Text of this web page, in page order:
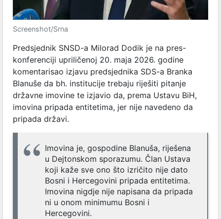
Screenshot/Srna
Predsjednik SNSD-a Milorad Dodik je na pres-
konferenciji upriličenoj 20. maja 2026. godine
komentarisao izjavu predsjednika SDS-a Branka
Blanuše da bh. institucije trebaju riješiti pitanje
državne imovine te izjavio da, prema Ustavu BiH,
imovina pripada entitetima, jer nije navedeno da
pripada državi.
Imovina je, gospodine Blanuša, riješena
u Dejtonskom sporazumu. Član Ustava
koji kaže sve ono što izričito nije dato
Bosni i Hercegovini pripada entitetima.
Imovina nigdje nije napisana da pripada
ni u onom minimumu Bosni i
Hercegovini.